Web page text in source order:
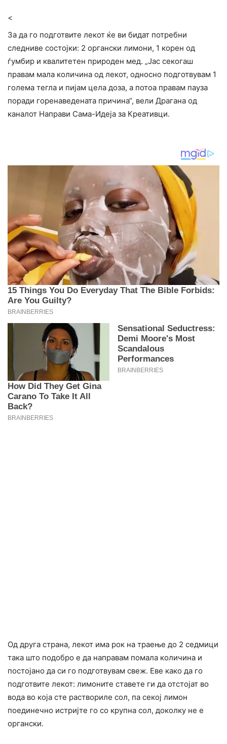
<
За да го подготвите лекот ќе ви бидат потребни
следниве состојки: 2 органски лимони, 1 корен од
ѓумбир и квалитетен природен мед. „Јас секогаш
правам мала количина од лекот, односно подготвувам 1
голема тегла и пијам цела доза, а потоа правам пауза
поради горенаведената причина“, вели Драгана од
каналот Направи Сама-Идеја за Креативци.
Од друга страна, лекот има рок на траење до 2 седмици
така што подобро е да направам помала количина и
постојано да си го подготвувам свеж. Еве како да го
подготвите лекот: лимоните ставете ги да отстојат во
вода во која сте раствориле сол, па секој лимон
поединечно истријте го со крупна сол, доколку не е
органски.